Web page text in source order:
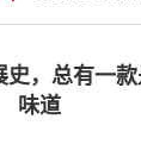
，总有一
味道